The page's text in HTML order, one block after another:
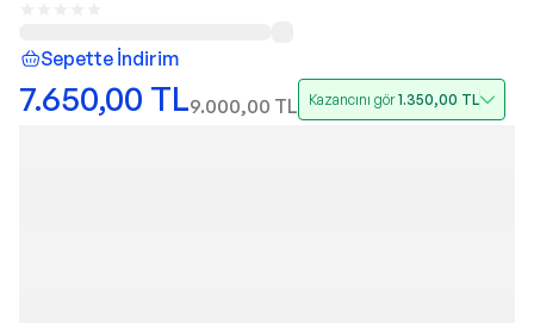
Sepette İndirim
7.650,00 TL9.000,00 TL Kazancını gör1.350,00 TL